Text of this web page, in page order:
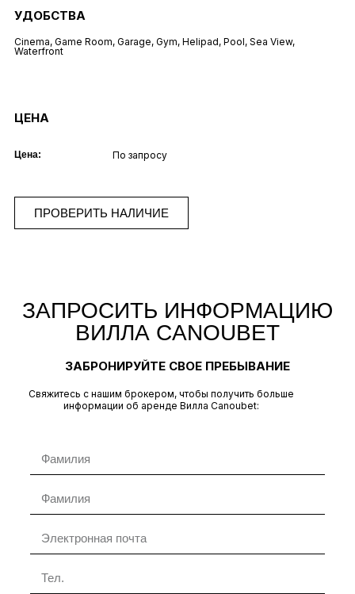
УДОБСТВА
Cinema, Game Room, Garage, Gym, Helipad, Pool, Sea View,
Waterfront
ЦЕНА
Цена: По запросу
ПРОВЕРИТЬ НАЛИЧИЕ
ЗАПРОСИТЬ ИНФОРМАЦИЮ
ВИЛЛА CANOUBET
ЗАБРОНИРУЙТЕ СВОЕ ПРЕБЫВАНИЕ
Свяжитесь с нашим брокером, чтобы получить больше
информации об аренде Вилла Canoubet: